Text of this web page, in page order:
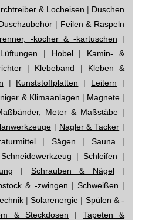
& Locheisen | Duschen
| Feilen & Raspeln
-kocher & -kartuschen |
| Hobel| Kamin- &
| Klebeband | Kleben &
| Kunststoffplatten | Leitern |
& Klimaanlagen | Magnete|
Meter & Maßstäbe |
| Nagler & Tacker |
| Sägen | Sauna |
| Schleifen |
| Schrauben & Nägel|
& -zwingen | Schweißen |
|Solarenergie | Spülen & -
& Steckdosen | Tapeten &